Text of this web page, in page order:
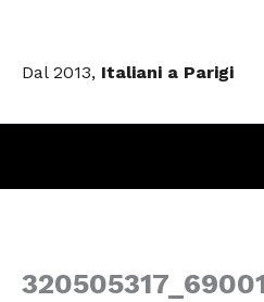
contenuto
Dal 2013, Italiani a Parigi